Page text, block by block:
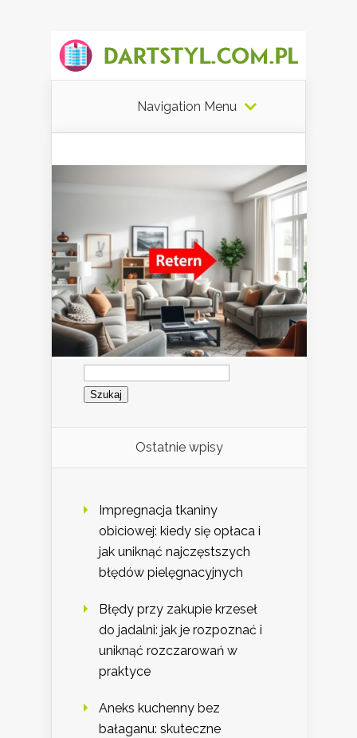
Navigation Menu
Szukaj:
Ostatnie wpisy
Impregnacja tkaniny
obiciowej: kiedy się opłaca i
jak uniknąć najczęstszych
błędów pielęgnacyjnych
Błędy przy zakupie krzeseł
do jadalni: jak je rozpoznać i
uniknąć rozczarowań w
praktyce
Aneks kuchenny bez
bałaganu: skuteczne